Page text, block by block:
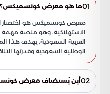
01ما هو معرض كونسميكس؟
معرض كونسميكس هو اختصار
الاستهلاكية، وهو منصة مهمة
العربية السعودية. يهدف هذا
الوطنية السعودية وقدرتها
02أين يُستضاف معرض